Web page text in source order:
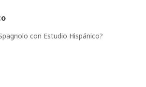
con Estudio Hispánico?